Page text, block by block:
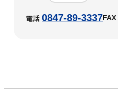
電話 0847-89-3337